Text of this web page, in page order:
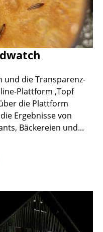
und die Transparenz-
Plattform ‚Topf
die Plattform
Ergebnisse von
Bäckereien und...